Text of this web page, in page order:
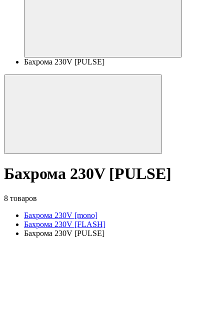
Бахрома 230V [PULSE]
Бахрома 230V [PULSE]
8 товаров
Бахрома 230V [mono]
Бахрома 230V [FLASH]
Бахрома 230V [PULSE]